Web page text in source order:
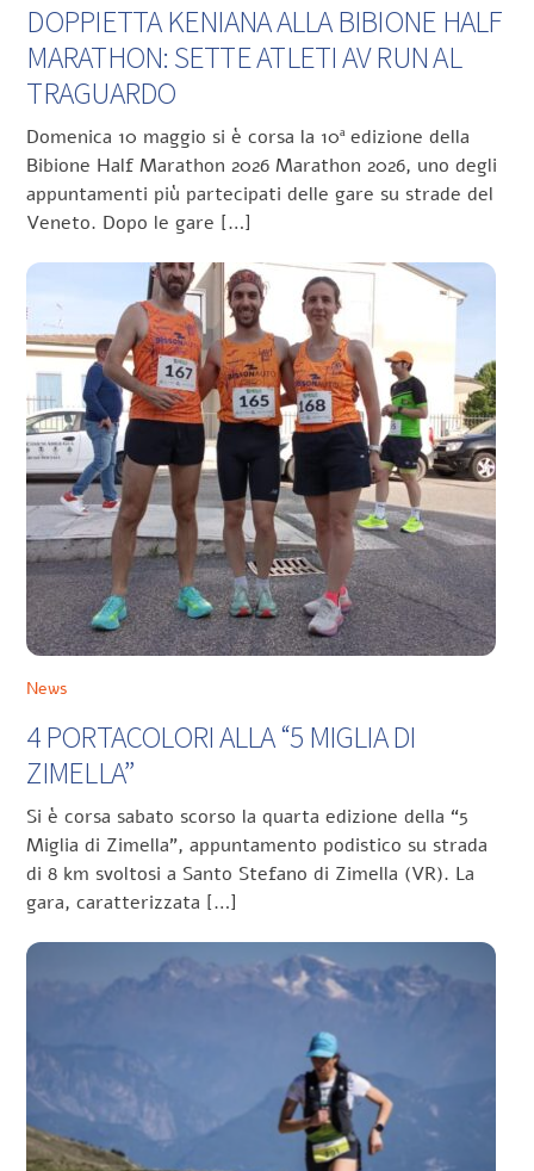
DOPPIETTA KENIANA ALLA BIBIONE HALF
MARATHON: SETTE ATLETI AV RUN AL
TRAGUARDO
Domenica 10 maggio si è corsa la 10ª edizione della
Bibione Half Marathon 2026 Marathon 2026, uno degli
appuntamenti più partecipati delle gare su strade del
Veneto. Dopo le gare […]
News
4 PORTACOLORI ALLA “5 MIGLIA DI
ZIMELLA”
Si è corsa sabato scorso la quarta edizione della “5
Miglia di Zimella”, appuntamento podistico su strada
di 8 km svoltosi a Santo Stefano di Zimella (VR). La
gara, caratterizzata […]